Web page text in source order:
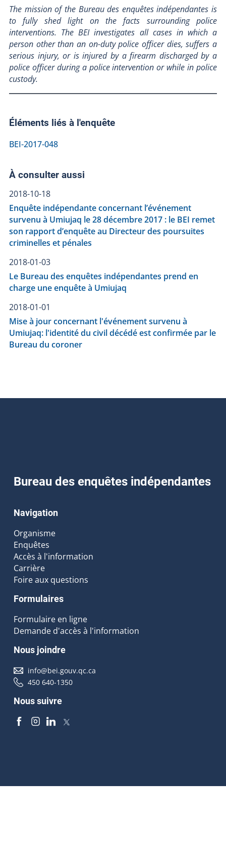
The mission of the Bureau des enquêtes indépendantes is
to fully shed light on the facts surrounding police
interventions. The BEI investigates all cases in which a
person other than an on-duty police officer dies, suffers a
serious injury, or is injured by a firearm discharged by a
police officer during a police intervention or while in police
custody.
Éléments liés à l'enquête
BEI-2017-048
À consulter aussi
2018-10-18
Enquête indépendante concernant l’événement
survenu à Umiujaq le 28 décembre 2017 : le BEI remet
son rapport d’enquête au Directeur des poursuites
criminelles et pénales
2018-01-03
Le Bureau des enquêtes indépendantes prend en
charge une enquête à Umiujaq
2018-01-01
Mise à jour concernant l'événement survenu à
Umiujaq: l'identité du civil décédé est confirmée par le
Bureau du coroner
Bureau des enquêtes indépendantes
Navigation
Organisme
Enquêtes
Accès à l'information
Carrière
Foire aux questions
Formulaires
Formulaire en ligne
Demande d'accès à l'information
Nous joindre
info@bei.gouv.qc.ca
450 640-1350
Nous suivre